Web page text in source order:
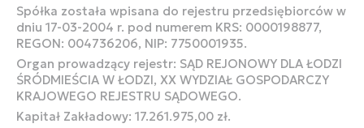
Spółka została wpisana do rejestru przedsiębiorców w
dniu 17-03-2004 r. pod numerem KRS: 0000198877,
REGON: 004736206, NIP: 7750001935.
Organ prowadzący rejestr: SĄD REJONOWY DLA ŁODZI
ŚRÓDMIEŚCIA W ŁODZI, XX WYDZIAŁ GOSPODARCZY
KRAJOWEGO REJESTRU SĄDOWEGO.
Kapitał Zakładowy: 17.261.975,00 zł.